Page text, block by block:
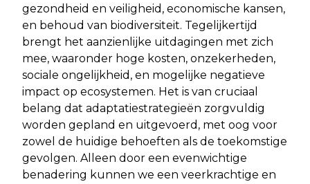
gezondheid en veiligheid, economische kansen,
en behoud van biodiversiteit. Tegelijkertijd
brengt het aanzienlijke uitdagingen met zich
mee, waaronder hoge kosten, onzekerheden,
sociale ongelijkheid, en mogelijke negatieve
impact op ecosystemen. Het is van cruciaal
belang dat adaptatiestrategieën zorgvuldig
worden gepland en uitgevoerd, met oog voor
zowel de huidige behoeften als de toekomstige
gevolgen. Alleen door een evenwichtige
benadering kunnen we een veerkrachtige en